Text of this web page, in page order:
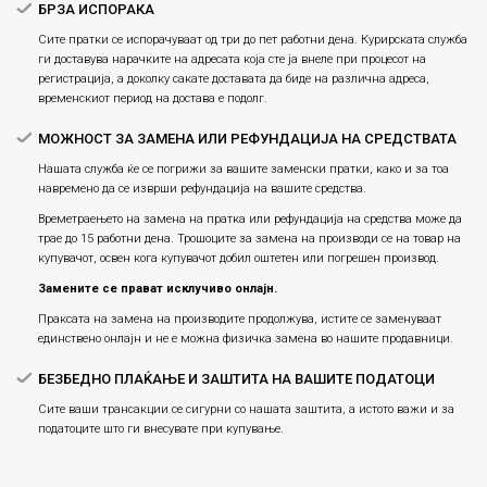
БРЗА ИСПОРАКА
Сите пратки се испорачуваат од три до пет работни дена. Курирската служба
ги доставува нарачките на адресата која сте ја внеле при процесот на
регистрација, а доколку сакате доставата да биде на различна адреса,
временскиот период на достава е подолг.
МОЖНОСТ ЗА ЗАМЕНА ИЛИ РЕФУНДАЦИЈА НА СРЕДСТВАТА
Нашата служба ќе се погрижи за вашите заменски пратки, како и за тоа
навремено да се изврши рефундација на вашите средства.
Времетраењето на замена на пратка или рефундацијa на средства може да
трае до 15 работни дена. Трошоците за замена на производи се на товар на
купувачот, освен кога купувачот добил оштетен или погрешен производ.
Замените се прават исклучиво онлајн.
Праксата на замена на производите продолжува, истите се заменуваат
единствено онлајн и не е можна физичка замена во нашите продавници.
БЕЗБЕДНО ПЛАЌАЊЕ И ЗАШТИТА НА ВАШИТЕ ПОДАТОЦИ
Сите ваши трансакции се сигурни со нашата заштита, а истото важи и за
податоците што ги внесувате при купување.